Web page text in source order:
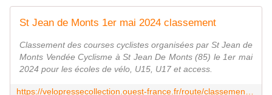
St Jean de Monts 1er mai 2024 classement
Classement des courses cyclistes organisées par St Jean de
Monts Vendée Cyclisme à St Jean De Monts (85) le 1er mai
2024 pour les écoles de vélo, U15, U17 et access.